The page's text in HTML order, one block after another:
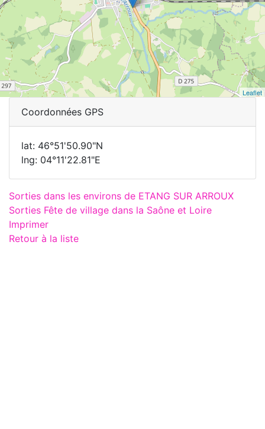
Leaflet
Coordonnées GPS
lat: 46°51'50.90"N
lng: 04°11'22.81"E
Sorties dans les environs de ETANG SUR ARROUX
Sorties Fête de village dans la Saône et Loire
Imprimer
Retour à la liste